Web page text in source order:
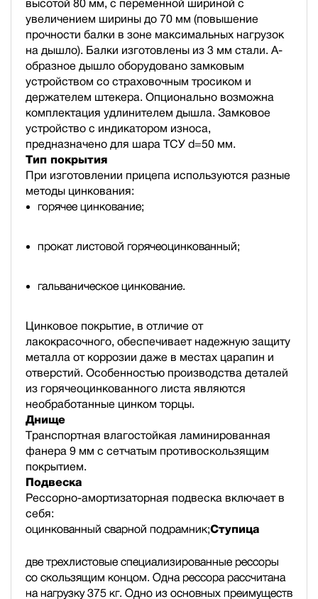
высотой 80 мм, с переменной шириной с
увеличением ширины до 70 мм (повышение
прочности балки в зоне максимальных нагрузок
на дышло). Балки изготовлены из 3 мм стали. А-
образное дышло оборудовано замковым
устройством со страховочным тросиком и
держателем штекера. Опционально возможна
комплектация удлинителем дышла. Замковое
устройство с индикатором износа,
предназначено для шара ТСУ d=50 мм.
Тип покрытия
При изготовлении прицепа используются разные
методы цинкования:
горячее цинкование;
прокат листовой горячеоцинкованный;
гальваническое цинкование.
Цинковое покрытие, в отличие от
лакокрасочного, обеспечивает надежную защиту
металла от коррозии даже в местах царапин и
отверстий. Особенностью производства деталей
из горячеоцинкованного листа являются
необработанные цинком торцы.
Днище
Транспортная влагостойкая ламинированная
фанера 9 мм с сетчатым противоскользящим
покрытием.
Подвеска
Рессорно-амортизаторная подвеска включает в
себя:
оцинкованный сварной подрамник;
две трехлистовые специализированные рессоры
со скользящим концом. Одна рессора рассчитана
на нагрузку 375 кг. Одно из основных преимуществ
Ступица